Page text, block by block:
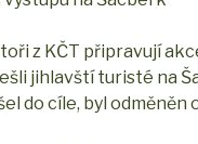
z KČT připravují
jihlavští turisté na
do cíle, byl